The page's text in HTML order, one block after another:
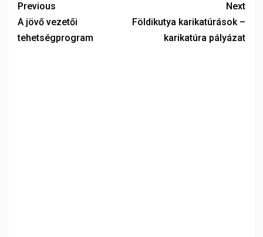
Previous
A jövő vezetői
tehetségprogram
Next
Földikutya karikatúrások –
karikatúra pályázat